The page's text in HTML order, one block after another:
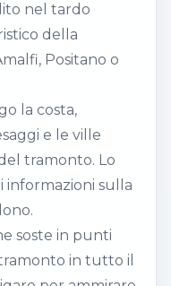
nel tardo
della
Positano o
la costa,
e le ville
tramonto. Lo
informazioni sulla
soste in punti
in tutto il